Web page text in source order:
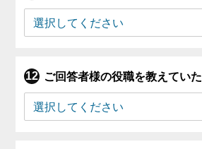
ご回答者様の役職を教えていた